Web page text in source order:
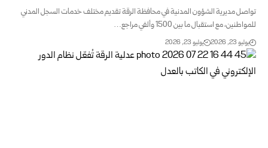
تواصل مديرية الشؤون المدنية في محافظة الرقة تقديم مختلف خدمات السجل المدني
للمواطنين، مع استقبال ما بين 1500 وألفي مراجع…
يوليو 23, 2026 يوليو 23, 2026